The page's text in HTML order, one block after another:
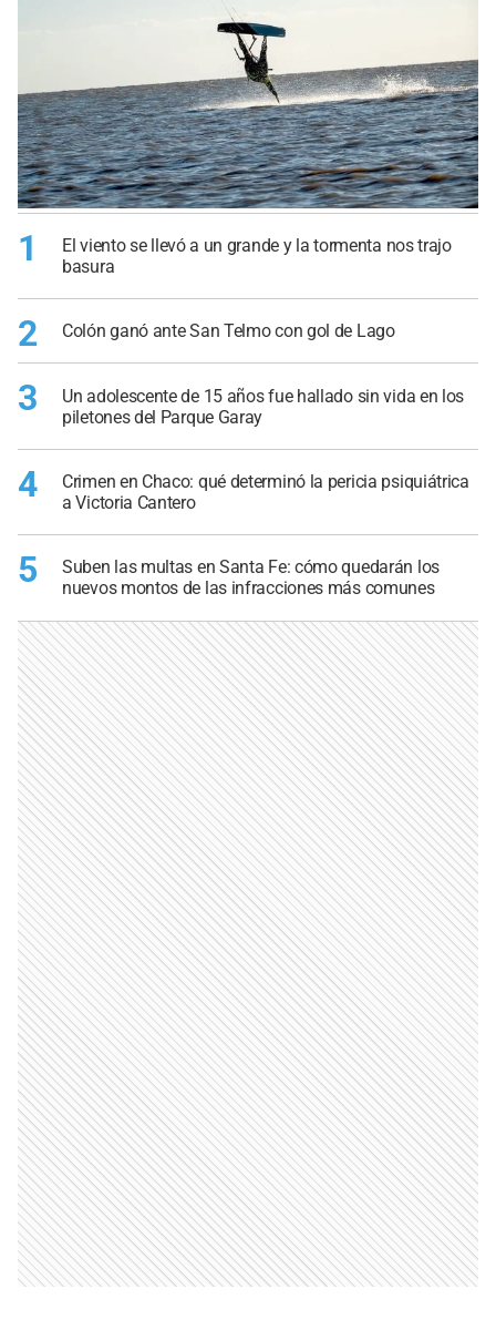
1
El viento se llevó a un grande y la tormenta nos trajo
basura
2 Colón ganó ante San Telmo con gol de Lago
3
Un adolescente de 15 años fue hallado sin vida en los
piletones del Parque Garay
4
Crimen en Chaco: qué determinó la pericia psiquiátrica
a Victoria Cantero
5
Suben las multas en Santa Fe: cómo quedarán los
nuevos montos de las infracciones más comunes